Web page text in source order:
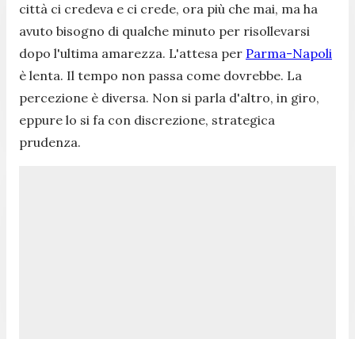
città ci credeva e ci crede, ora più che mai, ma ha
avuto bisogno di qualche minuto per risollevarsi
dopo l'ultima amarezza. L'attesa per Parma-Napoli
è lenta. Il tempo non passa come dovrebbe. La
percezione è diversa. Non si parla d'altro, in giro,
eppure lo si fa con discrezione, strategica
prudenza.